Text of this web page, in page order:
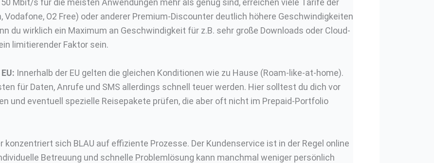
Mbit/s für die meisten Anwendungen mehr als genug sind, erreichen viele Tarife der
O2 Free) oder anderer Premium-Discounter deutlich höhere Geschwindigkeiten
du wirklich ein Maximum an Geschwindigkeit für z.B. sehr große Downloads oder Cloud-
limitierender Faktor sein.
Innerhalb der EU gelten die gleichen Konditionen wie zu Hause (Roam-like-at-home).
für Daten, Anrufe und SMS allerdings schnell teuer werden. Hier solltest du dich vor
und eventuell spezielle Reisepakete prüfen, die aber oft nicht im Prepaid-Portfolio
konzentriert sich BLAU auf effiziente Prozesse. Der Kundenservice ist in der Regel online
Betreuung und schnelle Problemlösung kann manchmal weniger persönlich